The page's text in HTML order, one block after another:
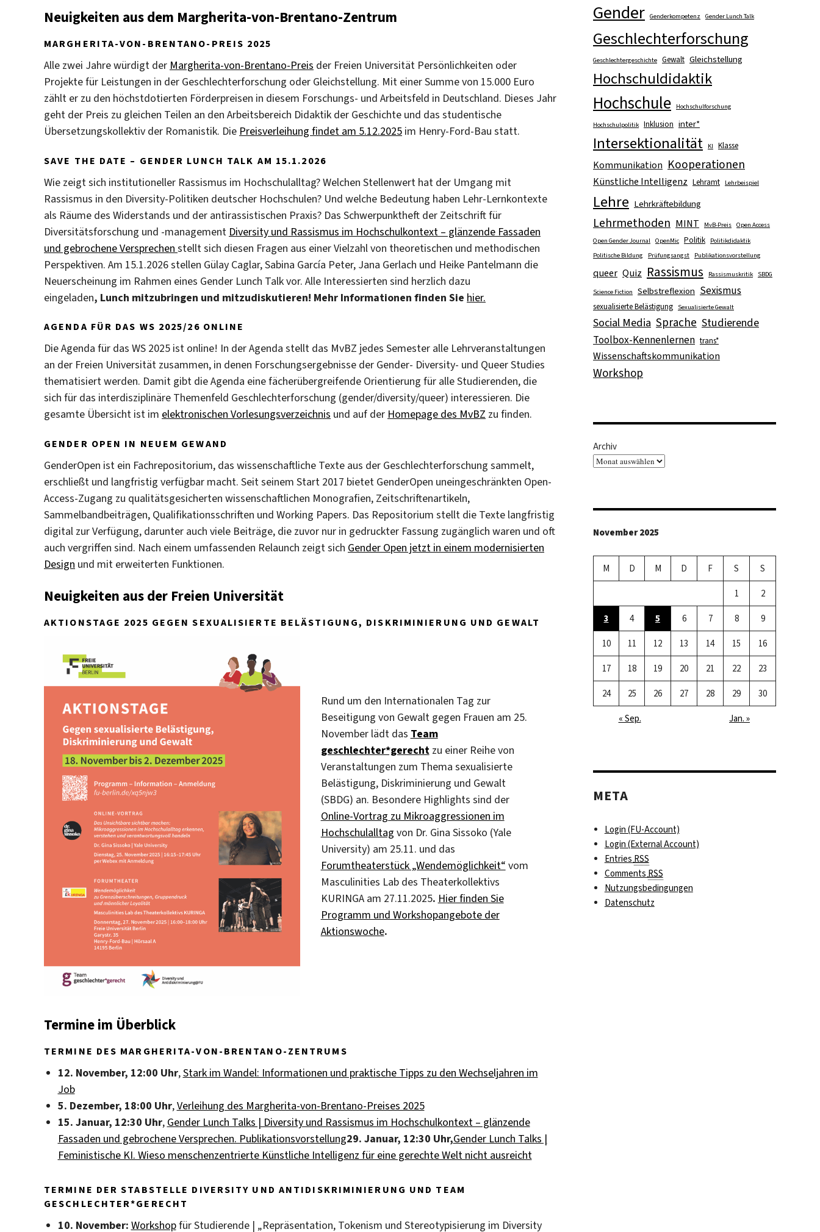
Neuigkeiten aus dem Margherita-von-Brentano-Zentrum
MARGHERITA-VON-BRENTANO-PREIS 2025
Alle zwei Jahre würdigt der Margherita-von-Brentano-Preis der Freien Universität Persönlichkeiten oder
Projekte für Leistungen in der Geschlechterforschung oder Gleichstellung. Mit einer Summe von 15.000 Euro
zählt er zu den höchstdotierten Förderpreisen in diesem Forschungs- und Arbeitsfeld in Deutschland. Dieses Jahr
geht der Preis zu gleichen Teilen an den Arbeitsbereich Didaktik der Geschichte und das studentische
Übersetzungskollektiv der Romanistik. Die Preisverleihung findet am 5.12.2025 im Henry-Ford-Bau statt.
SAVE THE DATE – GENDER LUNCH TALK AM 15.1.2026
Wie zeigt sich institutioneller Rassismus im Hochschulalltag? Welchen Stellenwert hat der Umgang mit
Rassismus in den Diversity-Politiken deutscher Hochschulen? Und welche Bedeutung haben Lehr-Lernkontexte
als Räume des Widerstands und der antirassistischen Praxis? Das Schwerpunktheft der Zeitschrift für
Diversitätsforschung und -management Diversity und Rassismus im Hochschulkontext – glänzende Fassaden
und gebrochene Versprechen stellt sich diesen Fragen aus einer Vielzahl von theoretischen und methodischen
Perspektiven. Am 15.1.2026 stellen Gülay Caglar, Sabina García Peter, Jana Gerlach und Heike Pantelmann die
Neuerscheinung im Rahmen eines Gender Lunch Talk vor. Alle Interessierten sind herzlich dazu
eingeladen, Lunch mitzubringen und mitzudiskutieren! Mehr Informationen finden Sie hier.
AGENDA FÜR DAS WS 2025/26 ONLINE
Die Agenda für das WS 2025 ist online! In der Agenda stellt das MvBZ jedes Semester alle Lehr­veranstaltungen
an der Freien Universität zusammen, in denen Forschungsergebnisse der Gender- Diversity- und Queer Studies
thematisiert werden. Damit gibt die Agenda eine fächerübergreifende Orientierung für alle Studierenden, die
sich für das interdisziplinäre Themenfeld Geschlechterforschung (gender/diversity/queer) interessieren. Die
gesamte Übersicht ist im elektronischen Vorlesungsverzeichnis und auf der Homepage des MvBZ zu finden.
GENDER OPEN IN NEUEM GEWAND
GenderOpen ist ein Fachrepositorium, das wissenschaftliche Texte aus der Geschlechterforschung sammelt,
erschließt und langfristig verfügbar macht. Seit seinem Start 2017 bietet GenderOpen uneingeschränkten Open-
Access-Zugang zu qualitätsgesicherten wissenschaftlichen Monografien, Zeitschriftenartikeln,
Sammelbandbeiträgen, Qualifikationsschriften und Working Papers. Das Repositorium stellt die Texte langfristig
digital zur Verfügung, darunter auch viele Beiträge, die zuvor nur in gedruckter Fassung zugänglich waren und oft
auch vergriffen sind. Nach einem umfassenden Relaunch zeigt sich Gender Open jetzt in einem modernisierten
Design und mit erweiterten Funktionen.
Neuigkeiten aus der Freien Universität
AKTIONSTAGE 2025 GEGEN SEXUALISIERTE BELÄSTIGUNG, DISKRIMINIERUNG UND GEWALT
Rund um den Internationalen Tag zur
Beseitigung von Gewalt gegen Frauen am 25.
November lädt das Team
geschlechter*gerecht zu einer Reihe von
Veranstaltungen zum Thema sexualisierte
Belästigung, Diskriminierung und Gewalt
(SBDG) an. Besondere Highlights sind der
Online-Vortrag zu Mikroaggressionen im
Hochschulalltag von Dr. Gina Sissoko (Yale
University) am 25.11. und das
Forumtheaterstück „Wendemöglichkeit“ vom
Masculinities Lab des Theaterkollektivs
KURINGA am 27.11.2025. Hier finden Sie
Programm und Workshopangebote der
Aktionswoche.
Termine im Überblick
TERMINE DES MARGHERITA-VON-BRENTANO-ZENTRUMS
12. November, 12:00 Uhr,Stark im Wandel: Informationen und praktische Tipps zu den Wechseljahren im
Job
5. Dezember, 18:00 Uhr,Verleihung des Margherita-von-Brentano-Preises 2025
15. Januar, 12:30 Uhr, Gender Lunch Talks | Diversity und Rassismus im Hochschulkontext – glänzende
Fassaden und gebrochene Versprechen. Publikationsvorstellung29. Januar, 12:30 Uhr,Gender Lunch Talks |
Feministische KI. Wieso menschenzentrierte Künstliche Intelligenz für eine gerechte Welt nicht ausreicht
TERMINE DER STABSTELLE DIVERSITY UND ANTIDISKRIMINIERUNG UND TEAM
GESCHLECHTER*GERECHT
10. November: Workshopfür Studierende | „Repräsentation, Tokenism und Stereotypisierung im Diversity
Gender Genderkompetenz Gender Lunch Talk
Geschlechterforschung
Geschlechtergeschichte Gewalt Gleichstellung
Hochschuldidaktik
Hochschule Hochschulforschung
Hochschulpolitik Inklusion inter*
Intersektionalität KI Klasse
Kommunikation Kooperationen
Künstliche Intelligenz Lehramt Lehrbeispiel
Lehre Lehrkräftebildung
Lehrmethoden MINT MvB-Preis Open Access
Open Gender Journal OpenMic Politik
Politikdidaktik
Politische Bildung
Prüfungsangst Publikationsvorstellung
queer Quiz Rassismus Rassismuskritik SBDG
Science Fiction Selbstreflexion Sexismus
sexualisierte Belästigung Sexualisierte Gewalt
Social Media Sprache Studierende
Toolbox-Kennenlernen trans*
Wissenschaftskommunikation
Workshop
Archiv
November 2025
M D M D F S S
1 2
3 4 5 6 7 8 9
10 11 12 13 14 15 16
17 18 19 20 21 22 23
24 25 26 27 28 29 30
« Sep. Jan. »
META
Login (FU-Account)
Login (External Account)
EntriesRSS
CommentsRSS
Nutzungsbedingungen
Datenschutz